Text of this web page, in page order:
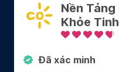
Nền Tảng
Khỏe
Đã xác minh